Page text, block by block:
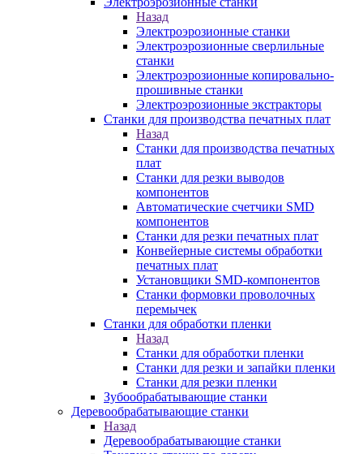
Назад
Электроэрозионные станки
Электроэрозионные сверлильные
станки
Электроэрозионные копировально-
прошивные станки
Электроэрозионные экстракторы
Станки для производства печатных плат
Назад
Станки для производства печатных
плат
Станки для резки выводов
компонентов
Автоматические счетчики SMD
компонентов
Станки для резки печатных плат
Конвейерные системы обработки
печатных плат
Установщики SMD-компонентов
Станки формовки проволочных
перемычек
Станки для обработки пленки
Назад
Станки для обработки пленки
Станки для резки и запайки пленки
Станки для резки пленки
Зубообрабатывающие станки
Деревообрабатывающие станки
Назад
Деревообрабатывающие станки